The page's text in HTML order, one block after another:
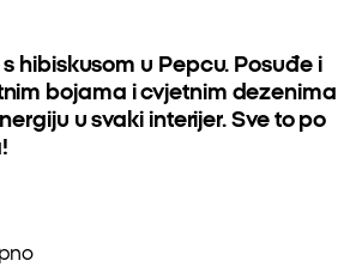
hibiskusom u Pepcu. Posuđe i
bojama i cvjetnim dezenima
u svaki interijer. Sve to po